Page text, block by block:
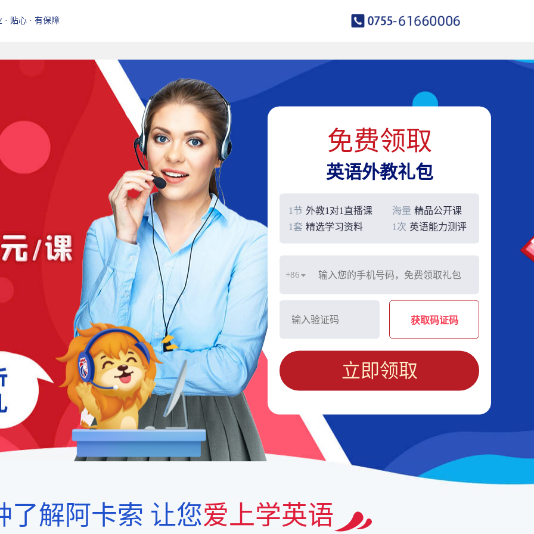
· 贴心 · 有保障
免费领取
英语外教礼包
1节 外教1对1直播课 海量 精品公开课
1套 精选学习资料 1次 英语能力测评
+86
获取码证码
立即领取
了解阿卡索 让您爱上学英语